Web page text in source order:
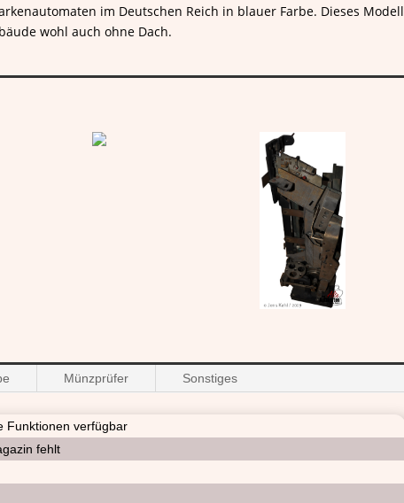
im Deutschen Reich in blauer Farbe. Dieses Modell
wohl auch ohne Dach.
Münzprüfer Sonstiges
Funktionen verfügbar
fehlt